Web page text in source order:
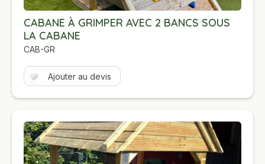
CABANE À GRIMPER AVEC 2 BANCS SOUS
LA CABANE
CAB-GR
Ajouter au devis